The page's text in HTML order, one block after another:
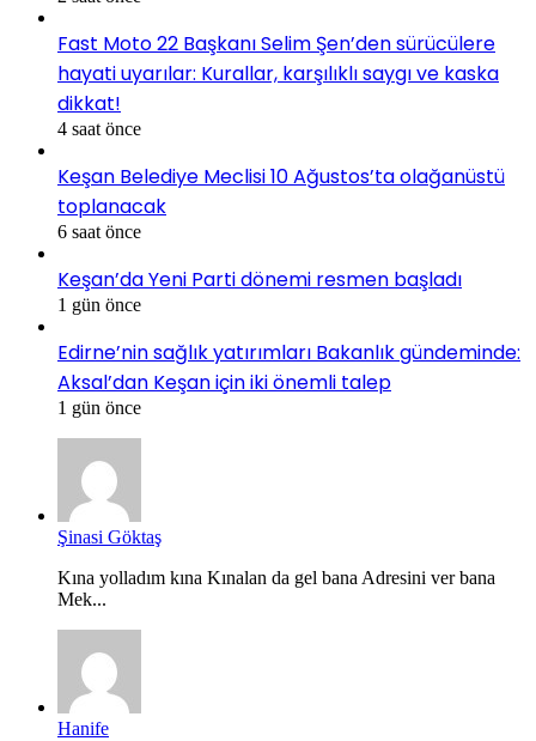
Fast Moto 22 Başkanı Selim Şen’den sürücülere
hayati uyarılar: Kurallar, karşılıklı saygı ve kaska
dikkat!
4 saat önce
Keşan Belediye Meclisi 10 Ağustos’ta olağanüstü
toplanacak
6 saat önce
Keşan’da Yeni Parti dönemi resmen başladı
1 gün önce
Edirne’nin sağlık yatırımları Bakanlık gündeminde:
Aksal’dan Keşan için iki önemli talep
1 gün önce
Şinasi Göktaş
Kına yolladım kına Kınalan da gel bana Adresini ver bana
Mek...
Hanife